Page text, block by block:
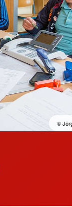
©